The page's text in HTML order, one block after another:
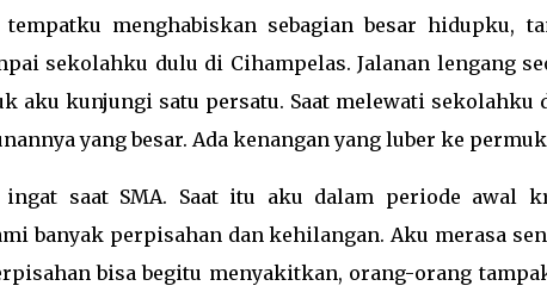
menghabiskan sebagian besar hidupku,
sekolahku dulu di Cihampelas. Jalanan lengang
aku kunjungi satu persatu. Saat melewati sekolahku
yang besar. Ada kenangan yang luber ke
saat SMA. Saat itu aku dalam periode awal
banyak perpisahan dan kehilangan. Aku merasa
bisa begitu menyakitkan, orang-orang